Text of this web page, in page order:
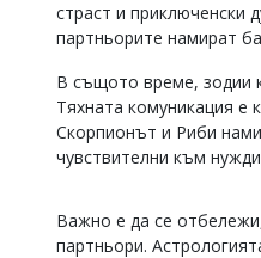
Касабова,
k.kassabova@flagman.bg
Главен
редактор:
Коментарите
страст и приключенски
партньорите намират
В същото време, зодии
Тяхната комуникация е
Скорпионът и Риби
чувствителни към
Важно е да се
партньори.